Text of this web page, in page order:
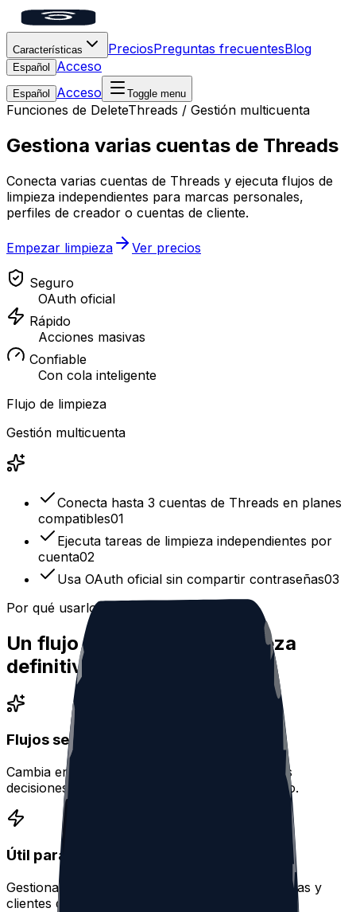
Características PreciosPreguntas frecuentesBlog
Español Acceso
Español Acceso Toggle menu
Funciones de DeleteThreads / Gestión multicuenta
Gestiona varias cuentas de Threads
Conecta varias cuentas de Threads y ejecuta flujos de
limpieza independientes para marcas personales,
perfiles de creador o cuentas de cliente.
Empezar limpieza Ver precios
Seguro
OAuth oficial
Rápido
Acciones masivas
Confiable
Con cola inteligente
Flujo de limpieza
Gestión multicuenta
Conecta hasta 3 cuentas de Threads en planes
compatibles01
Ejecuta tareas de limpieza independientes por
cuenta02
Usa OAuth oficial sin compartir contraseñas03
Por qué usarlo
Un flujo claro para una limpieza
definitiva
Flujos separados por cuenta
Cambia entre cuentas conectadas y mantén las
decisiones de limpieza dentro del perfil correcto.
Útil para agencias y creadores
Gestiona limpiezas de cuentas personales, marcas y
clientes desde un mismo espacio.